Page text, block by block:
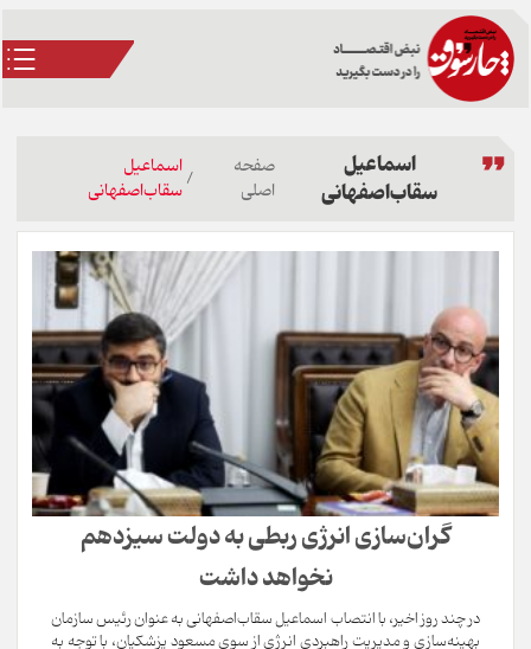
اسماعیل
سقاب‌اصفهانی
صفحه
اصلی
/اسماعیل
سقاب‌اصفهانی
گران‌سازی انرژی ربطی به دولت سیزدهم
نخواهد داشت
در چند روز اخیر، با انتصاب اسماعیل سقاب‌اصفهانی به عنوان رئیس سازمان
بهینه‌سازی و مدیریت راهبردی انرژی از سوی مسعود پزشکیان، با توجه به